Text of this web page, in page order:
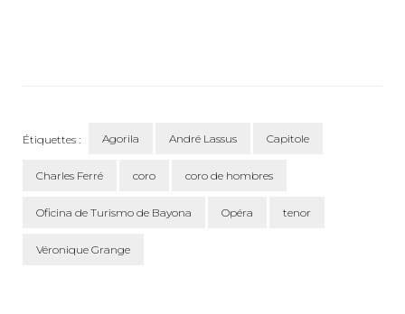
Étiquettes : Agorila André Lassus Capitole
Charles Ferré coro coro de hombres
Oficina de Turismo de Bayona Opéra tenor
Véronique Grange